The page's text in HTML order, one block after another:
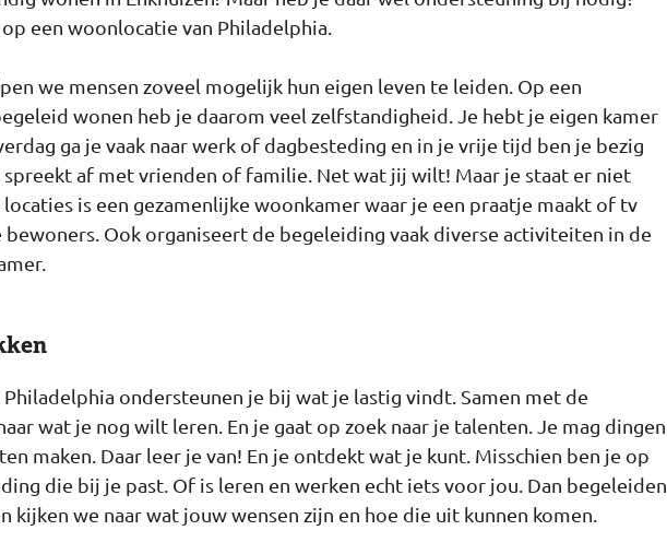
een woonlocatie van Philadelphia.
we mensen zoveel mogelijk hun eigen leven te leiden. Op een
wonen heb je daarom veel zelfstandigheid. Je hebt je eigen kamer
ga je vaak naar werk of dagbesteding en in je vrije tijd ben je bezig
af met vrienden of familie. Net wat jij wilt! Maar je staat er niet
is een gezamenlijke woonkamer waar je een praatje maakt of tv
Ook organiseert de begeleiding vaak diverse activiteiten in de
ondersteunen je bij wat je lastig vindt. Samen met de
wat je nog wilt leren. En je gaat op zoek naar je talenten. Je mag dingen
maken. Daar leer je van! En je ontdekt wat je kunt. Misschien ben je op
die bij je past. Of is leren en werken echt iets voor jou. Dan begeleiden
kijken we naar wat jouw wensen zijn en hoe die uit kunnen komen.